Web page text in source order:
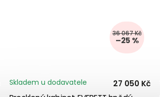
36 067 Kč
–25 %
Skladem u dodavatele 27 050 Kč